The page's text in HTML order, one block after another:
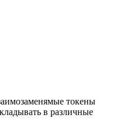
токены
в различные